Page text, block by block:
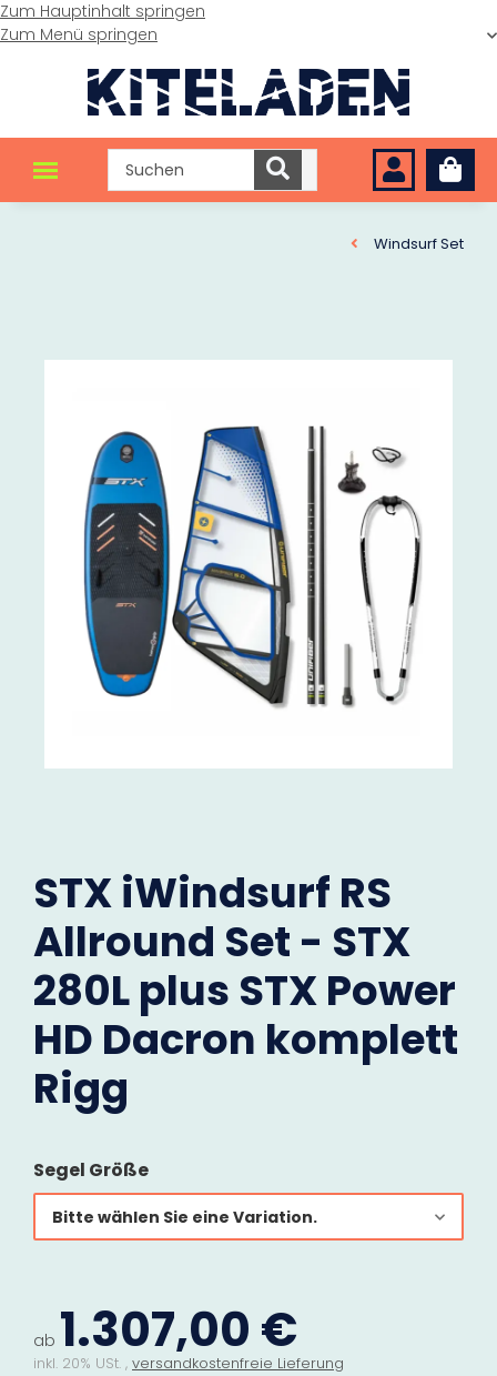
Zum Hauptinhalt springen
Zum Menü springen
Windsurf Set
STX iWindsurf RS
Allround Set - STX
280L plus STX Power
HD Dacron komplett
Rigg
Segel Größe
Bitte wählen Sie eine Variation.
ab 1.307,00 €
inkl. 20% USt. , versandkostenfreie Lieferung